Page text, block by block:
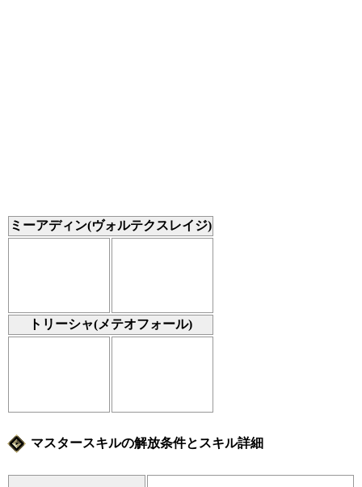
ミーアディン(ヴォルテクスレイジ)
トリーシャ(メテオフォール)
マスタースキルの解放条件とスキル詳細